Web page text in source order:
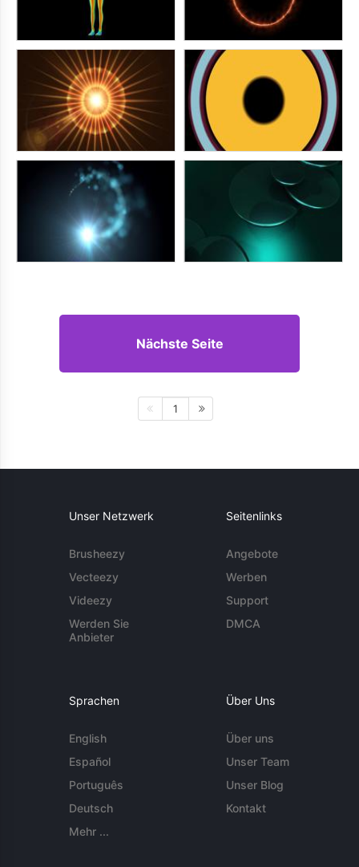
Nächste Seite
1
Unser Netzwerk
Brusheezy
Vecteezy
Videezy
Werden Sie
Anbieter
Seitenlinks
Angebote
Werben
Support
DMCA
Sprachen
English
Español
Português
Deutsch
Mehr ...
Über Uns
Über uns
Unser Team
Unser Blog
Kontakt